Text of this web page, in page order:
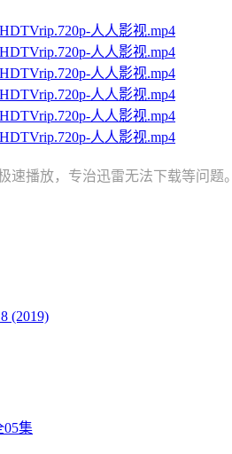
人人影视.mp4
人人影视.mp4
人人影视.mp4
人人影视.mp4
人人影视.mp4
人人影视.mp4
速播放，专治迅雷无法下载等问题。
(2019)
05集